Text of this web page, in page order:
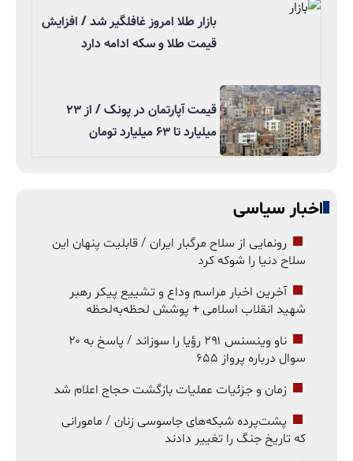
بازار طلا امروز غافلگیر شد / افزایش
قیمت طلا و سکه ادامه دارد
قیمت آپارتمان در پونک / از ۲۳
میلیارد تا ۶۳ میلیارد تومان
اخبار سیاسی
رونمایی از سلاح مرگبار ایران / قابلیت پنهان این
سلاح دنیا را شوکه کرد
آخرین اخبار مراسم وداع و تشییع پیکر رهبر
شهید انقلاب اسلامی + پوشش لحظه‌به‌لحظه
ناو وینسنس ۲۹۱ رؤیا را سوزاند / پاسخ به ۲۰
سوال درباره پرواز ۶۵۵
زمان و جزئیات عملیات بازگشت حجاج اعلام شد
پشت‌پرده شبکه‌های جاسوسی زنان / مامورانی
که تاریخ جنگ را تغییر دادند